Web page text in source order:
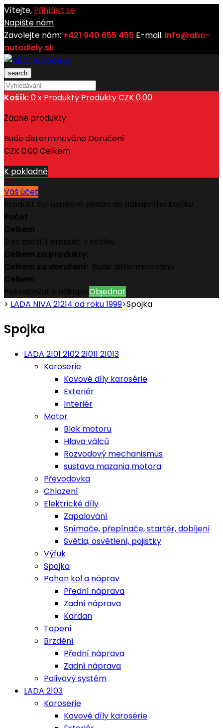
Vítejte, Přihlásit se
Napište nám
Zavolejte nám: +421 940 655 455 E-mail: info@abc-
autodiely.sk
search
Košík:0x Produkty ProduktyCZK 0.00
Žádné produkty
Bude determinováno Doručení
CZK 0.00Celkem
K pokladně
Váš účet
Produkt byl úspěšně přidán do nákupního košíku
Počet
Celkem
0 ks zboží. 1 produkt v košíku.
Celkem za produkty:
Celkem za doručení: Bude determinováno
Celkem
Pokračovat v nákupu Objednat
> LADA NIVA 21214 od roku 1999>Spojka
Spojka
LADA 2101 2102 21011 21013
Karoserie
Kovové díly karosérie
Exteriér
Interiér
Motor
Blok motoru
Hlava válců
Rozvodový mechanismus
sustava mazania motora
Převodovka
Chlazení
Elektrické díly
Zapalování
Snímače, přepínače, startér, dobíjení
Světla, osvětlení, pojistky
Výfuk
Spojka
Pohon kol a náprav
Přední náprava
Zadní náprava
Kardan
Topení
Brzdění
Přední náprava
Zadní náprava
Palivový systém
LADA 2103
Karoserie
Kovové díly karosérie